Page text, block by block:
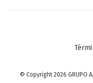
© Copyright 2026 GRUPO